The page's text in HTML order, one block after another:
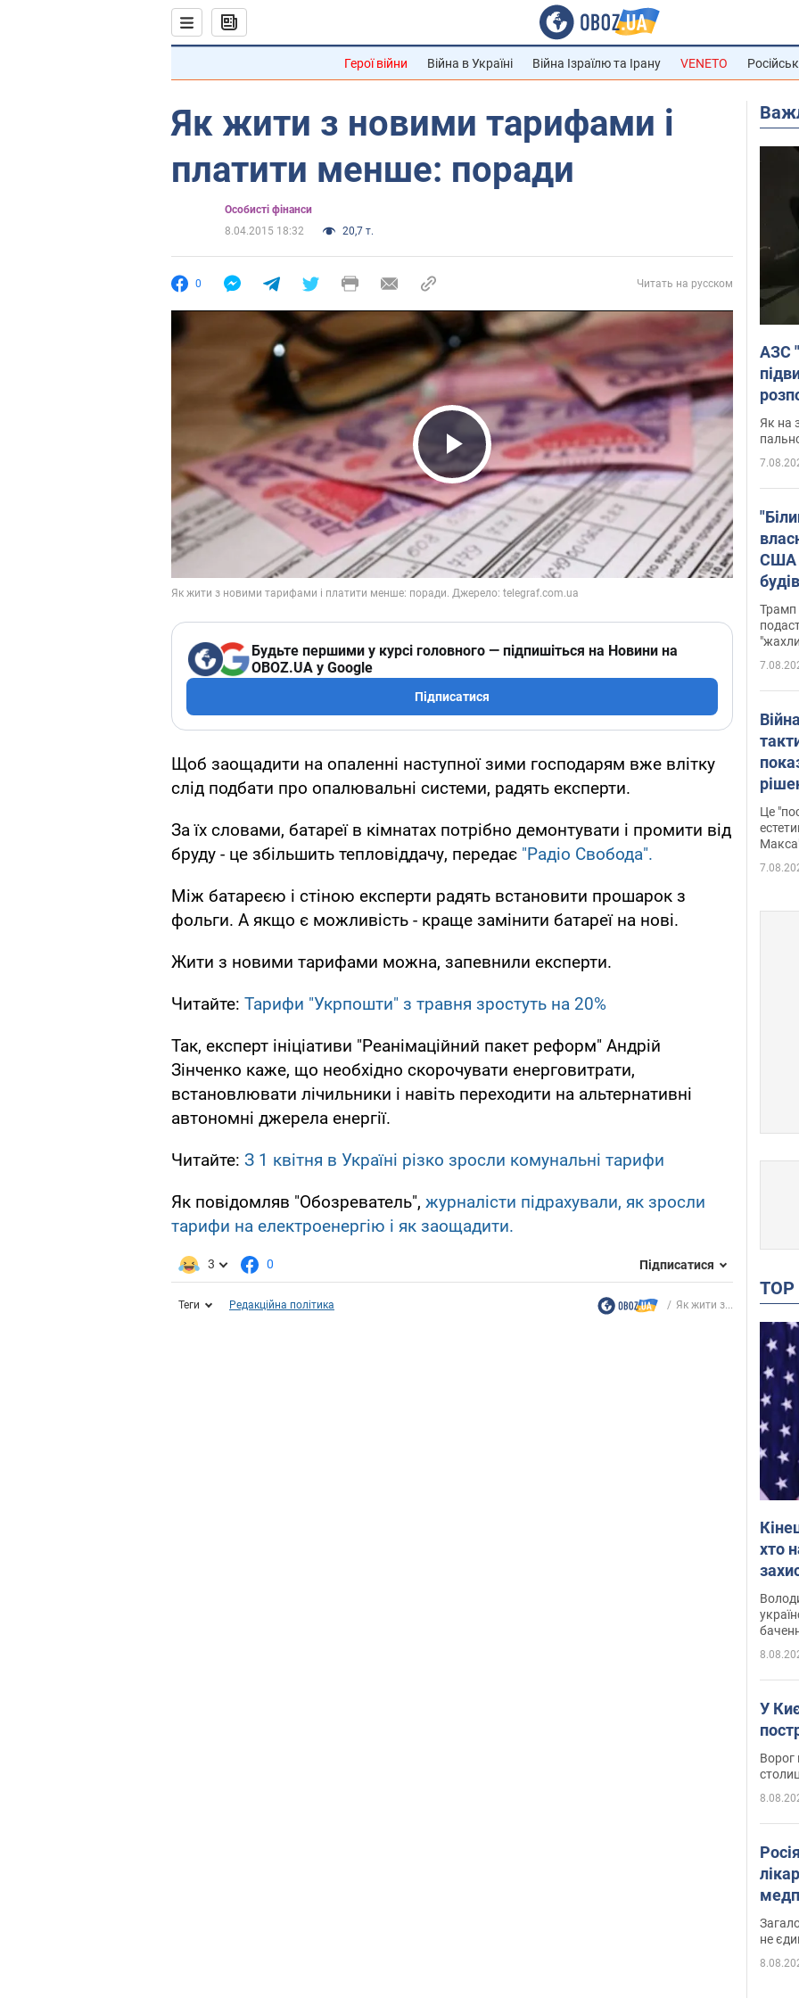
Герої війни Війна в Україні Війна Ізраїлю та Ірану VENETO
Як жити з новими тарифами і
платити менше: поради
Особисті фінанси
8.04.2015 18:32
20,7 т.
0 Читать на русском
Play Video
Будьте першими у курсі головного — підпишіться на Новини на
OBOZ.UA у Google
Підписатися
Щоб заощадити на опаленні наступної зими господарям вже влітку
слід подбати про опалювальні системи, радять експерти.
За їх словами, батареї в кімнатах потрібно демонтувати і промити від
бруду - це збільшить тепловіддачу, передає "Радіо Свобода".
Між батареєю і стіною експерти радять встановити прошарок з
фольги. А якщо є можливість - краще замінити батареї на нові.
Жити з новими тарифами можна, запевнили експерти.
Читайте: Тарифи "Укрпошти" з травня зростуть на 20%
Так, експерт ініціативи "Реанімаційний пакет реформ" Андрій
Зінченко каже, що необхідно скорочувати енерговитрати,
встановлювати лічильники і навіть переходити на альтернативні
автономні джерела енергії.
Читайте: З 1 квітня в Україні різко зросли комунальні тарифи
Як повідомляв "Обозреватель", журналісти підрахували, як зросли
тарифи на електроенергію і як заощадити.
3 0 Підписатися
Теги Редакційна політика Як жити з...
АЗС
Як на
США
зали
Трамп
Фото
Це
хто
у
У
Ворог
не